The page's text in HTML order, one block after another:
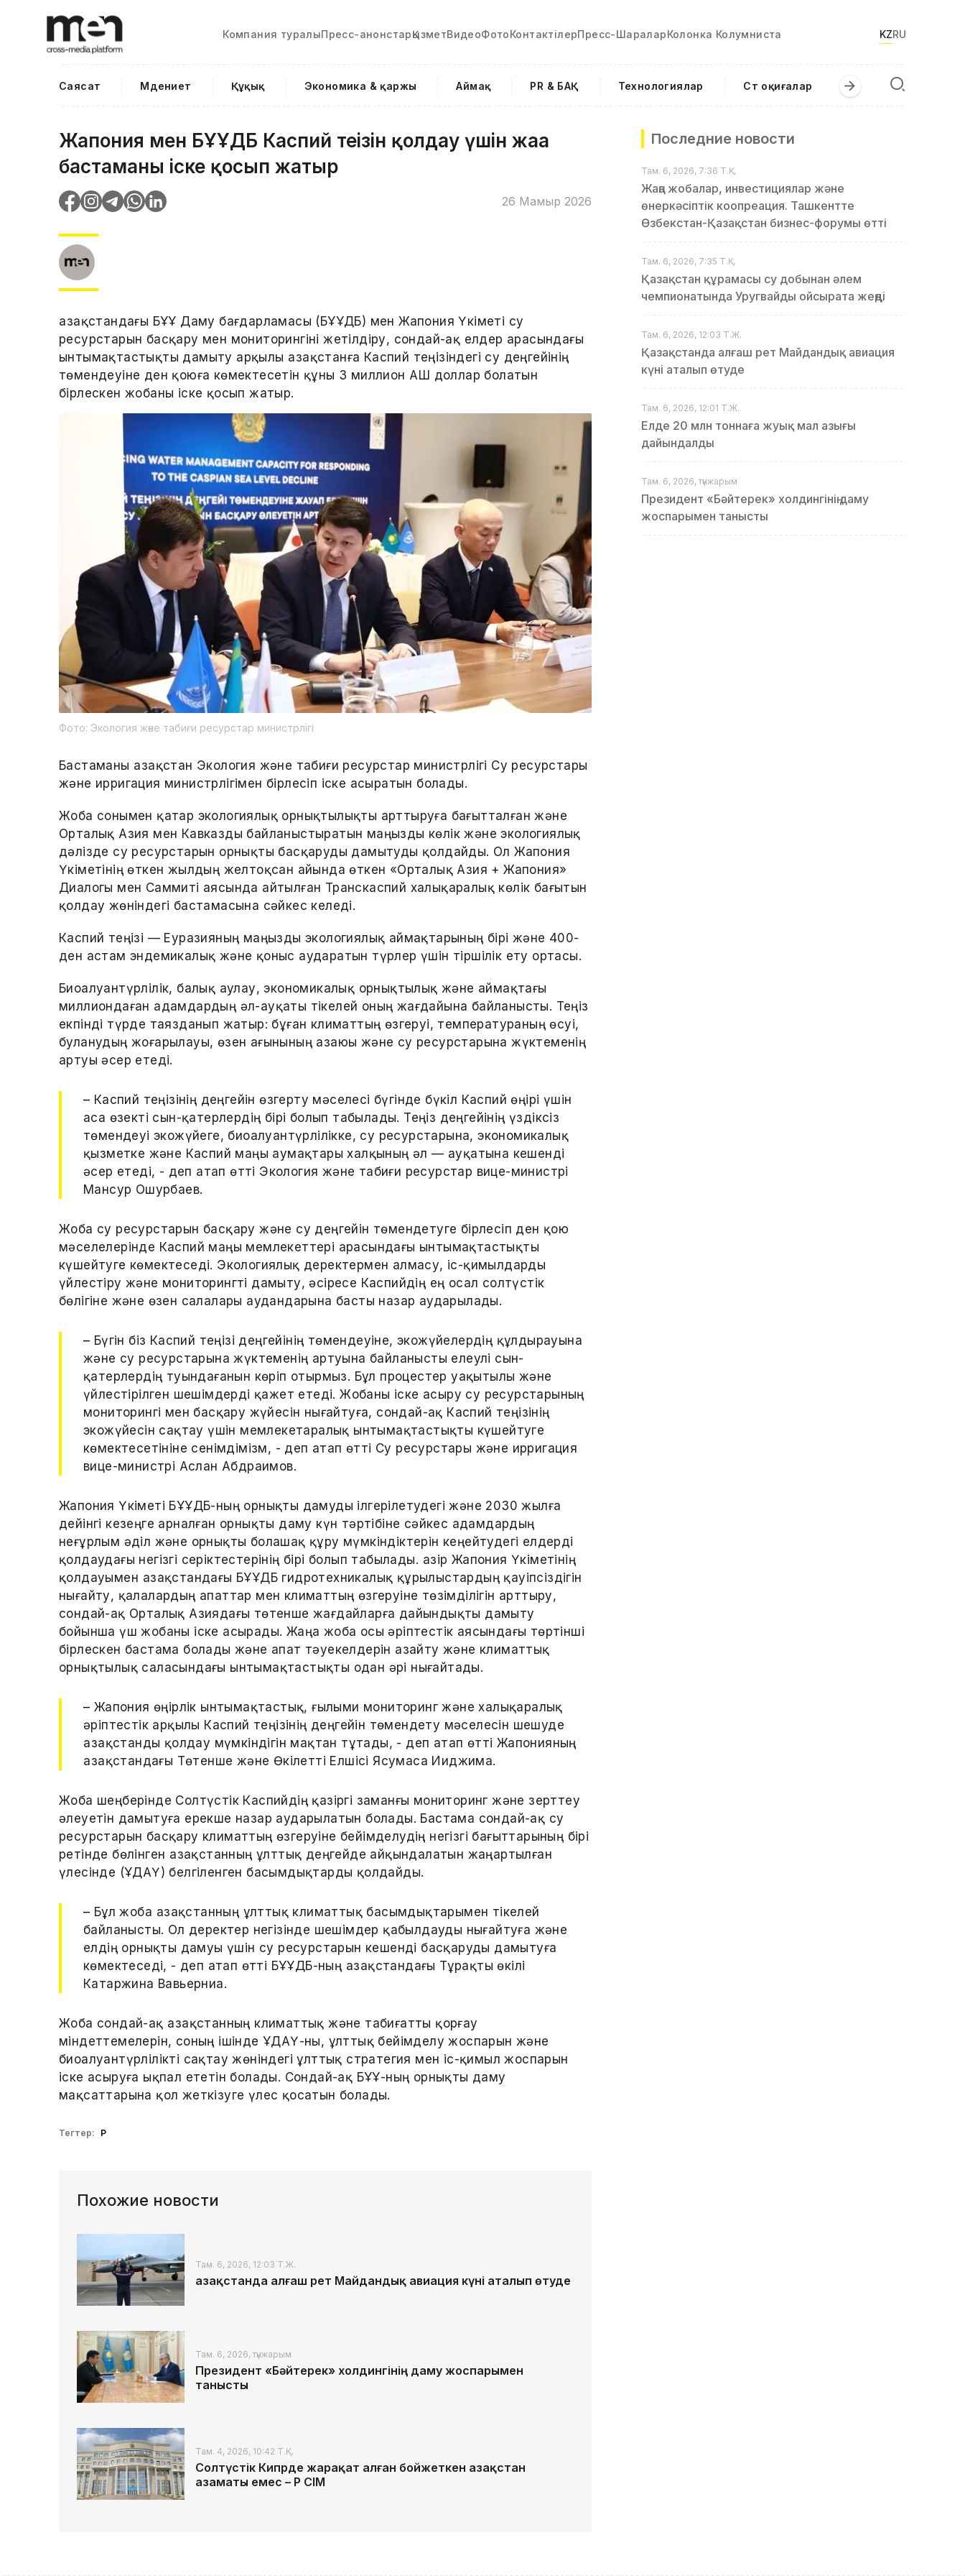
Компания туралыПресс-анонстарҚызметВидеоФотоКонтактілерПресс-ШараларКолонка Колумниста KZRU
Саясат Мәдениет Құқық Экономика & қаржы Аймақ PR & БАҚ Технологиялар Сәт оқиғалар
Жапония мен БҰҰДБ Каспий теңізін қолдау үшін жаңа
бастаманы іске қосып жатыр
26 Мамыр 2026
Қазақстандағы БҰҰ Даму бағдарламасы (БҰҰДБ) мен Жапония Үкіметі су
ресурстарын басқару мен мониторингіні жетілдіру, сондай-ақ елдер арасындағы
ынтымақтастықты дамыту арқылы Қазақстанға Каспий теңізіндегі су деңгейінің
төмендеуіне ден қоюға көмектесетін құны 3 миллион АҚШ доллар болатын
бірлескен жобаны іске қосып жатыр.
Фото: Экология және табиғи ресурстар министрлігі
Бастаманы Қазақстан Экология және табиғи ресурстар министрлігі Су ресурстары
және ирригация министрлігімен бірлесіп іске асыратын болады.
Жоба сонымен қатар экологиялық орнықтылықты арттыруға бағытталған және
Орталық Азия мен Кавказды байланыстыратын маңызды көлік және экологиялық
дәлізде су ресурстарын орнықты басқаруды дамытуды қолдайды. Ол Жапония
Үкіметінің өткен жылдың желтоқсан айында өткен «Орталық Азия + Жапония»
Диалогы мен Саммиті аясында айтылған Транскаспий халықаралық көлік бағытын
қолдау жөніндегі бастамасына сәйкес келеді.
Каспий теңізі — Еуразияның маңызды экологиялық аймақтарының бірі және 400-
ден астам эндемикалық және қоныс аударатын түрлер үшін тіршілік ету ортасы.
Биоалуантүрлілік, балық аулау, экономикалық орнықтылық және аймақтағы
миллиондаған адамдардың әл-ауқаты тікелей оның жағдайына байланысты. Теңіз
екпінді түрде таязданып жатыр: бұған климаттың өзгеруі, температураның өсуі,
буланудың жоғарылауы, өзен ағынының азаюы және су ресурстарына жүктеменің
артуы әсер етеді.
– Каспий теңізінің деңгейін өзгерту мәселесі бүгінде бүкіл Каспий өңірі үшін
аса өзекті сын-қатерлердің бірі болып табылады. Теңіз деңгейінің үздіксіз
төмендеуі экожүйеге, биоалуантүрлілікке, су ресурстарына, экономикалық
қызметке және Каспий маңы аумақтары халқының әл — ауқатына кешенді
әсер етеді, - деп атап өтті Экология және табиғи ресурстар вице-министрі
Мансур Ошурбаев.
Жоба су ресурстарын басқару және су деңгейін төмендетуге бірлесіп ден қою
мәселелерінде Каспий маңы мемлекеттері арасындағы ынтымақтастықты
күшейтуге көмектеседі. Экологиялық деректермен алмасу, іс-қимылдарды
үйлестіру және мониторингті дамыту, әсіресе Каспийдің ең осал солтүстік
бөлігіне және өзен салалары аудандарына басты назар аударылады.
– Бүгін біз Каспий теңізі деңгейінің төмендеуіне, экожүйелердің құлдырауына
және су ресурстарына жүктеменің артуына байланысты елеулі сын-
қатерлердің туындағанын көріп отырмыз. Бұл процестер уақытылы және
үйлестірілген шешімдерді қажет етеді. Жобаны іске асыру су ресурстарының
мониторингі мен басқару жүйесін нығайтуға, сондай-ақ Каспий теңізінің
экожүйесін сақтау үшін мемлекетаралық ынтымақтастықты күшейтуге
көмектесетініне сенімдімізм, - деп атап өтті Су ресурстары және ирригация
вице-министрі Аслан Абдраимов.
Жапония Үкіметі БҰҰДБ-ның орнықты дамуды ілгерілетудегі және 2030 жылға
дейінгі кезеңге арналған орнықты даму күн тәртібіне сәйкес адамдардың
неғұрлым әділ және орнықты болашақ құру мүмкіндіктерін кеңейтудегі елдерді
қолдаудағы негізгі серіктестерінің бірі болып табылады. Қазір Жапония Үкіметінің
қолдауымен Қазақстандағы БҰҰДБ гидротехникалық құрылыстардың қауіпсіздігін
нығайту, қалалардың апаттар мен климаттың өзгеруіне төзімділігін арттыру,
сондай-ақ Орталық Азиядағы төтенше жағдайларға дайындықты дамыту
бойынша үш жобаны іске асырады. Жаңа жоба осы әріптестік аясындағы төртінші
бірлескен бастама болады және апат тәуекелдерін азайту және климаттық
орнықтылық саласындағы ынтымақтастықты одан әрі нығайтады.
– Жапония өңірлік ынтымақтастық, ғылыми мониторинг және халықаралық
әріптестік арқылы Каспий теңізінің деңгейін төмендету мәселесін шешуде
Қазақстанды қолдау мүмкіндігін мақтан тұтады, - деп атап өтті Жапонияның
Қазақстандағы Төтенше және Өкілетті Елшісі Ясумаса Ииджима.
Жоба шеңберінде Солтүстік Каспийдің қазіргі заманғы мониторинг және зерттеу
әлеуетін дамытуға ерекше назар аударылатын болады. Бастама сондай-ақ су
ресурстарын басқару климаттың өзгеруіне бейімделудің негізгі бағыттарының бірі
ретінде бөлінген Қазақстанның ұлттық деңгейде айқындалатын жаңартылған
үлесінде (ҰДАҮ) белгіленген басымдықтарды қолдайды.
– Бұл жоба Қазақстанның ұлттық климаттық басымдықтарымен тікелей
байланысты. Ол деректер негізінде шешімдер қабылдауды нығайтуға және
елдің орнықты дамуы үшін су ресурстарын кешенді басқаруды дамытуға
көмектеседі, - деп атап өтті БҰҰДБ-ның Қазақстандағы Тұрақты өкілі
Катаржина Вавьерниа.
Жоба сондай-ақ Қазақстанның климаттық және табиғатты қорғау
міндеттемелерін, соның ішінде ҰДАҮ-ны, ұлттық бейімделу жоспарын және
биоалуантүрлілікті сақтау жөніндегі ұлттық стратегия мен іс-қимыл жоспарын
іске асыруға ықпал ететін болады. Сондай-ақ БҰҰ-ның орнықты даму
мақсаттарына қол жеткізуге үлес қосатын болады.
Тегтер: ҚР
Похожие новости
Там. 6, 2026, 12:03 Т.Ж.
Қазақстанда алғаш рет Майдандық авиация күні аталып өтуде
Там. 6, 2026, түнжарым
Президент «Бәйтерек» холдингінің даму жоспарымен
танысты
Там. 4, 2026, 10:42 Т.Қ.
Солтүстік Кипрде жарақат алған бойжеткен Қазақстан
азаматы емес – ҚР СІМ
Последние новости
Там. 6, 2026, 7:36 Т.Қ.
Жаңа жобалар, инвестициялар және
өнеркәсіптік коопреация. Ташкентте
Өзбекстан-Қазақстан бизнес-форумы өтті
Там. 6, 2026, 7:35 Т.Қ.
Қазақстан құрамасы су добынан әлем
чемпионатында Уругвайды ойсырата жеңді
Там. 6, 2026, 12:03 Т.Ж.
Қазақстанда алғаш рет Майдандық авиация
күні аталып өтуде
Там. 6, 2026, 12:01 Т.Ж.
Елде 20 млн тоннаға жуық мал азығы
дайындалды
Там. 6, 2026, түнжарым
Президент «Бәйтерек» холдингінің даму
жоспарымен танысты